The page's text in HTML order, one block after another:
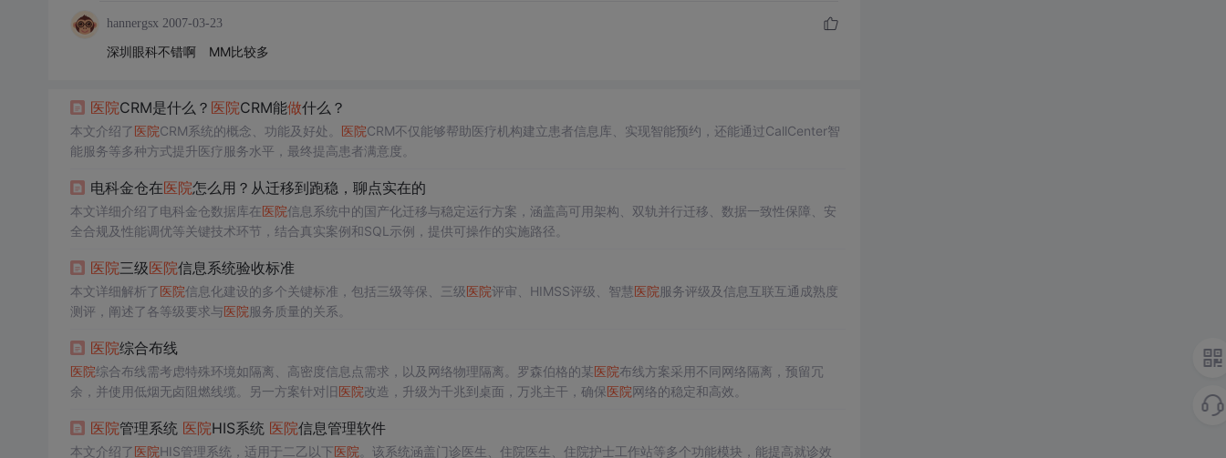
hannergsx 2007-03-23
深圳眼科不错啊 MM比较多
医院CRM是什么？ 医院CRM能做什么？
本文介绍了医院CRM系统的概念、功能及好处。 医院CRM不仅能够帮助医疗机构建立患者信息库、实现智能预约，还能通过CallCenter智
能服务等多种方式提升医疗服务水平，最终提高患者满意度。
电科金仓在医院怎么用？从迁移到跑稳，聊点实在的
本文详细介绍了电科金仓数据库在医院信息系统中的国产化迁移与稳定运行方案，涵盖高可用架构、双轨并行迁移、数据一致性保障、安
全合规及性能调优等关键技术环节，结合真实案例和SQL示例，提供可操作的实施路径。
医院三级医院信息系统验收标准
本文详细解析了医院信息化建设的多个关键标准，包括三级等保、三级医院评审、HIMSS评级、智慧医院服务评级及信息互联互通成熟度
测评，阐述了各等级要求与医院服务质量的关系。
医院综合布线
医院综合布线需考虑特殊环境如隔离、高密度信息点需求，以及网络物理隔离。罗森伯格的某医院布线方案采用不同网络隔离，预留冗
余，并使用低烟无卤阻燃线缆。另一方案针对旧医院改造，升级为千兆到桌面，万兆主干，确保医院网络的稳定和高效。
医院管理系统 医院HIS系统 医院信息管理软件
本文介绍了医院HIS管理系统，适用于二乙以下医院 。该系统涵盖门诊医生、住院医生、住院护士工作站等多个功能模块，能提高就诊效